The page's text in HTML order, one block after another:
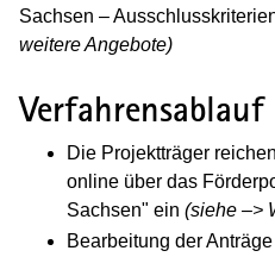
Sachsen –
weitere Angebote)
Verfahrensablauf
Die Projektträger
online über das
Sachsen" ein (siehe –>
Bearbeitung der